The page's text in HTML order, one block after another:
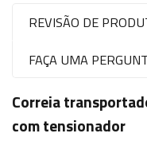
REVISÃO DE
FAÇA UMA
Correia
com tensionador